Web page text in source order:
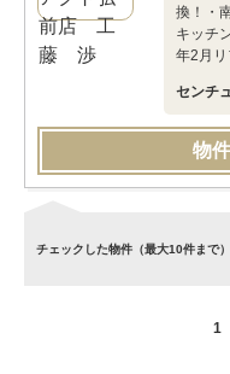
換！・
キッチ
年2月リ
センチ
物
チェックした物件（最大10件まで
1